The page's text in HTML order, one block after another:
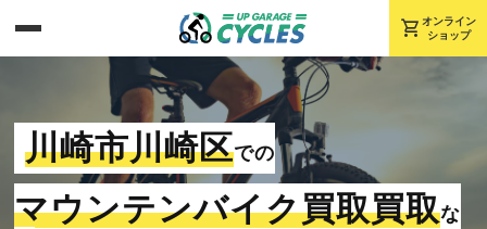
shopping_cart オンライン
ショップ
川崎市川崎区での
マウンテンバイク買取買取な